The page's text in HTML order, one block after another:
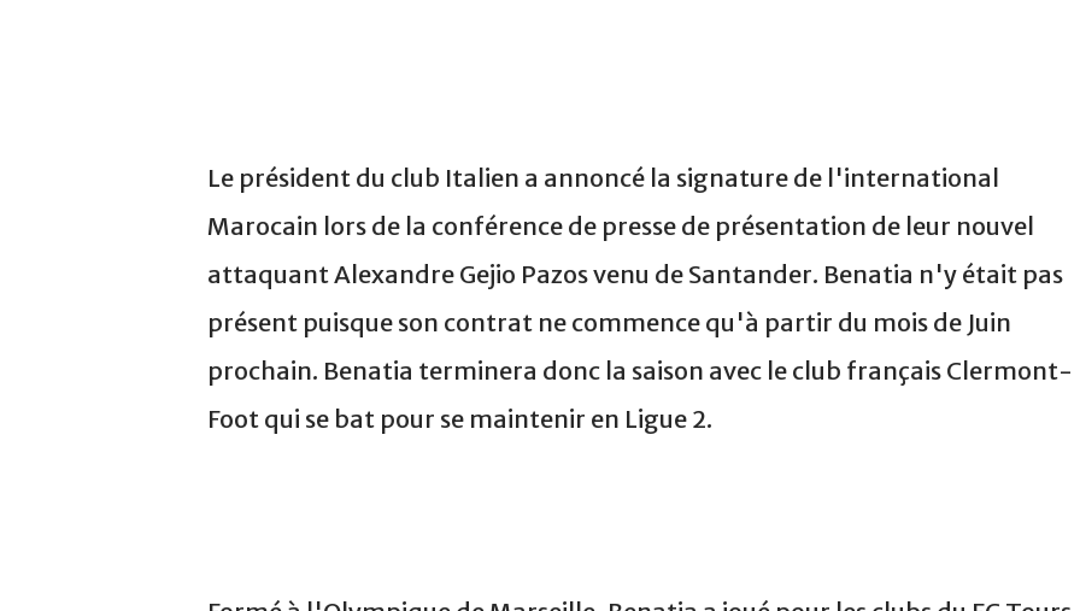
Le président du club Italien a annoncé la signature de l'international
Marocain lors de la conférence de presse de présentation de leur nouvel
attaquant Alexandre Gejio Pazos venu de Santander. Benatia n'y était pas
présent puisque son contrat ne commence qu'à partir du mois de Juin
prochain. Benatia terminera donc la saison avec le club français Clermont-
Foot qui se bat pour se maintenir en Ligue 2.